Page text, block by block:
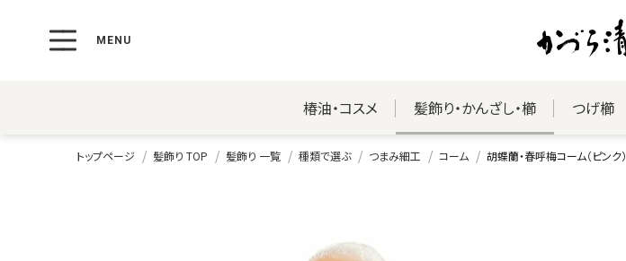
椿油・コスメ 髪飾り・かんざし・櫛 つげ櫛
トップページ 髪飾り TOP 髪飾り 一覧 種類で選ぶ つまみ細工 コーム 胡蝶蘭・春呼梅コーム（ピンク）